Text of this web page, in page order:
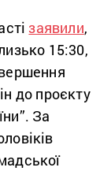
заявили,
15:30,
до проєкту
За